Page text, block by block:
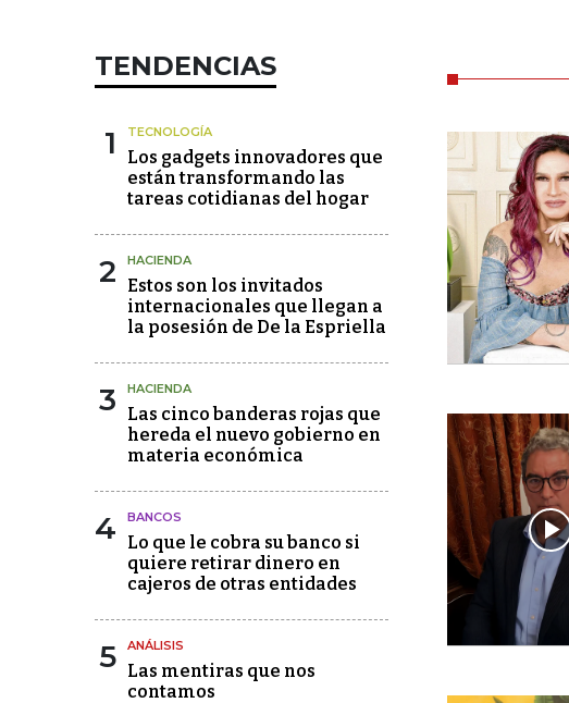
TENDENCIAS
1 TECNOLOGÍA
Los gadgets innovadores que
están transformando las
tareas cotidianas del hogar
2 HACIENDA
Estos son los invitados
internacionales que llegan a
la posesión de De la Espriella
3 HACIENDA
Las cinco banderas rojas que
hereda el nuevo gobierno en
materia económica
4 BANCOS
Lo que le cobra su banco si
quiere retirar dinero en
cajeros de otras entidades
5 ANÁLISIS
Las mentiras que nos
contamos